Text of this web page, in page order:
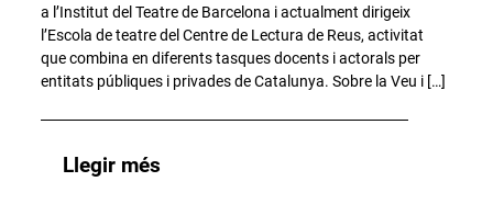
a l’Institut del Teatre de Barcelona i actualment dirigeix
l’Escola de teatre del Centre de Lectura de Reus, activitat
que combina en diferents tasques docents i actorals per
entitats públiques i privades de Catalunya. Sobre la Veu i […]
Llegir més